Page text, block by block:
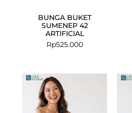
BUNGA BUKET
SUMENEP 42
ARTIFICIAL
Rp525.000